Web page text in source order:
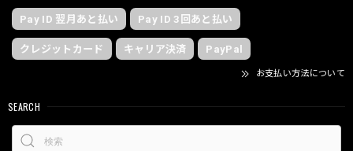
Pay ID 翌月あと払い Pay ID 3回あと払い
クレジットカード キャリア決済 PayPal
お支払い方法について
SEARCH